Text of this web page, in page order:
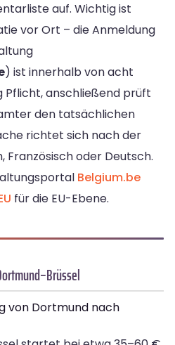
auf. Wichtig ist
vor Ort – die Anmeldung
) ist innerhalb von acht
Pflicht, anschließend prüft
den tatsächlichen
richtet sich nach der
Französisch oder Deutsch.
Belgium.be
für die EU-Ebene.
von Dortmund nach